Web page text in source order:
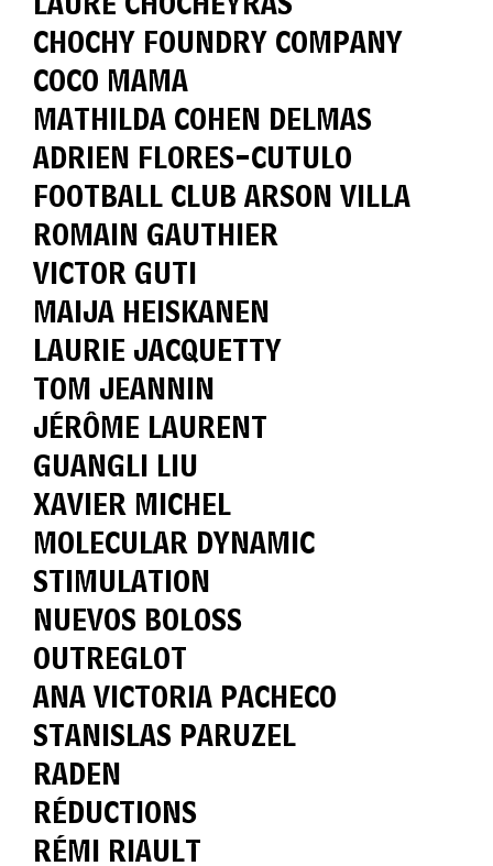
LAURE CHOCHEYRAS
CHOCHY FOUNDRY COMPANY
COCO MAMA
MATHILDA COHEN DELMAS
ADRIEN FLORES-CUTULO
FOOTBALL CLUB ARSON VILLA
ROMAIN GAUTHIER
VICTOR GUTI
MAIJA HEISKANEN
LAURIE JACQUETTY
TOM JEANNIN
JÉRÔME LAURENT
GUANGLI LIU
XAVIER MICHEL
MOLECULAR DYNAMIC
STIMULATION
NUEVOS BOLOSS
OUTREGLOT
ANA VICTORIA PACHECO
STANISLAS PARUZEL
RADEN
RÉDUCTIONS
RÉMI RIAULT